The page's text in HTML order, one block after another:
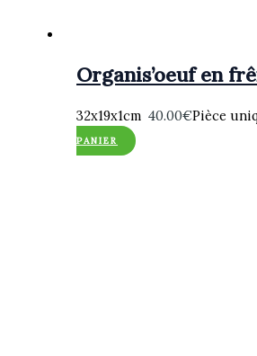
Organis’oeuf en
32x19x1cm40.00€Pièce
PANIER